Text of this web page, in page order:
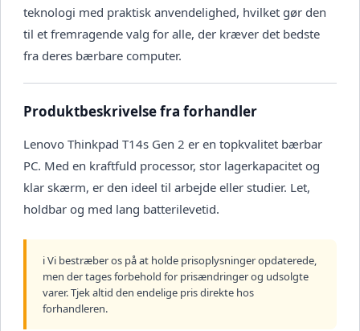
teknologi med praktisk anvendelighed, hvilket gør den
til et fremragende valg for alle, der kræver det bedste
fra deres bærbare computer.
Produktbeskrivelse fra forhandler
Lenovo Thinkpad T14s Gen 2 er en topkvalitet bærbar
PC. Med en kraftfuld processor, stor lagerkapacitet og
klar skærm, er den ideel til arbejde eller studier. Let,
holdbar og med lang batterilevetid.
ℹ️ Vi bestræber os på at holde prisoplysninger opdaterede,
men der tages forbehold for prisændringer og udsolgte
varer. Tjek altid den endelige pris direkte hos
forhandleren.